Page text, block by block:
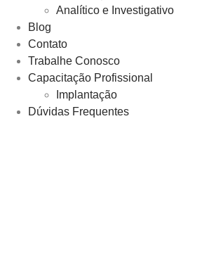
Analítico e Investigativo
Blog
Contato
Trabalhe Conosco
Capacitação Profissional
Implantação
Dúvidas Frequentes